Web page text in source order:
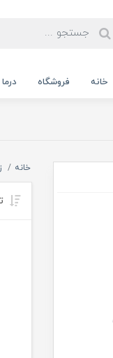
خانه فروشگاه
خانه